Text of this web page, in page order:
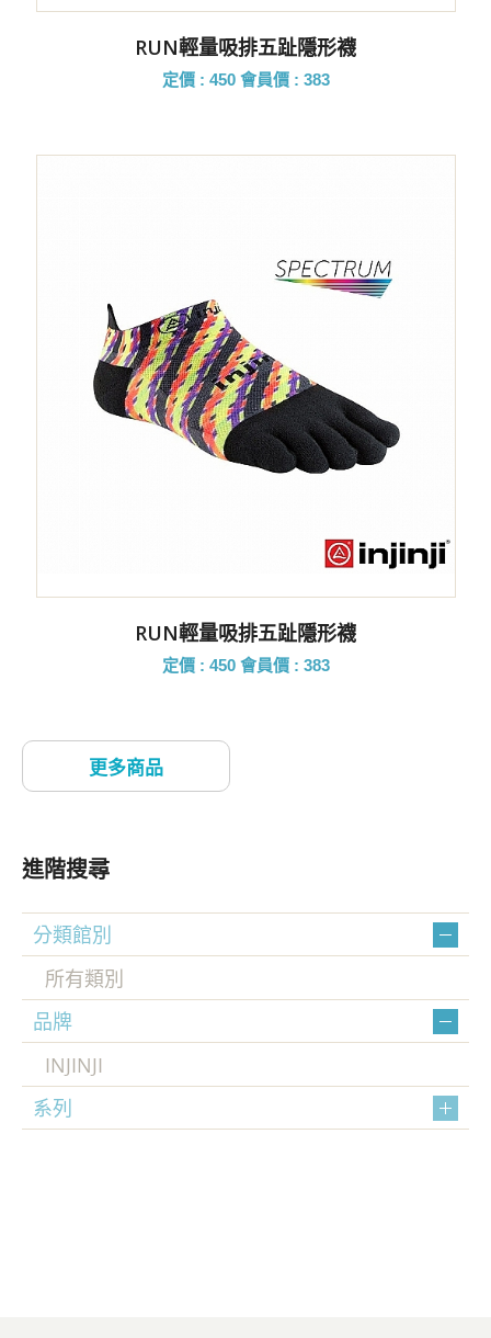
RUN輕量吸排五趾隱形襪
定價 : 450 會員價 : 383
RUN輕量吸排五趾隱形襪
定價 : 450 會員價 : 383
進階搜尋
分類館別
所有類別
品牌
INJINJI
系列